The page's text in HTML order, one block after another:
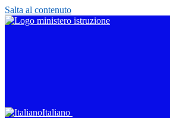
Salta al contenuto
Italiano